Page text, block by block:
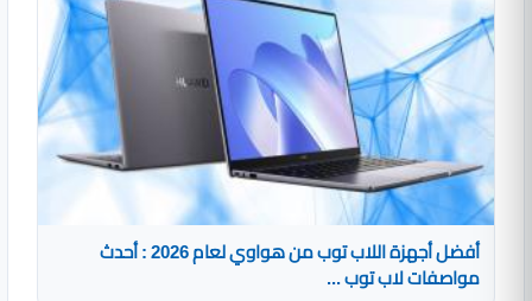
أفضل أجهزة اللاب توب من هواوي لعام 2026 : أحدث
مواصفات لاب توب ...